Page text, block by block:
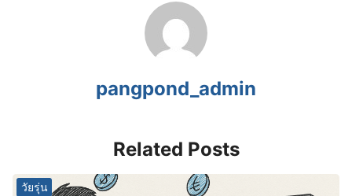
pangpond_admin
Related Posts
วัยรุ่น